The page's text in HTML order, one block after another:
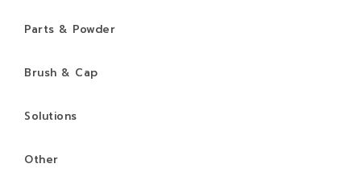
Parts & Powder
Brush & Cap
Solutions
Other